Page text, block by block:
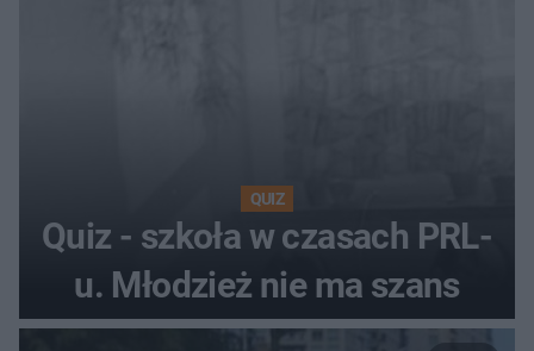
QUIZ
Quiz - szkoła w czasach PRL-
u. Młodzież nie ma szans